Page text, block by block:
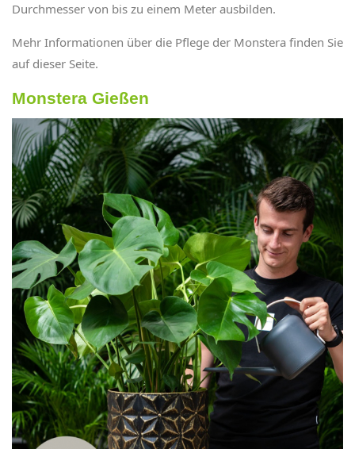
Durchmesser von bis zu einem Meter ausbilden.
Mehr Informationen über die Pflege der Monstera finden Sie
auf dieser Seite.
Monstera Gießen